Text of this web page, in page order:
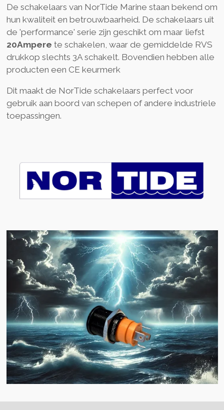
De schakelaars van NorTide Marine staan bekend om
hun kwaliteit en betrouwbaarheid. De schakelaars uit
de 'performance' serie zijn geschikt om maar liefst
20Ampere te schakelen, waar de gemiddelde RVS
drukkop slechts 3A schakelt. Bovendien hebben alle
producten een CE keurmerk
Dit maakt de NorTide schakelaars perfect voor
gebruik aan boord van schepen of andere industriele
toepassingen.